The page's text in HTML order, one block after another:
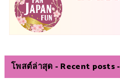
โพสต์ล่าสุด - Recent posts -